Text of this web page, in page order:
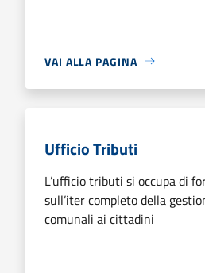
VAI ALLA PAGINA
Ufficio Tributi
L’ufficio tributi si occupa di
sull’iter completo della
comunali ai cittadini